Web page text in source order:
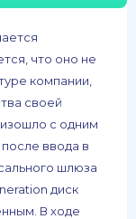
что оно не
компании,
своей
с одним
ввода в
шлюза
диск
В ходе